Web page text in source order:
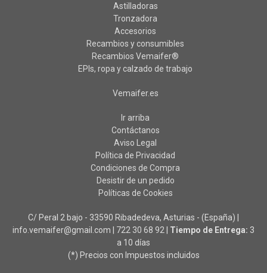
Astilladoras
Tronzadora
Accesorios
Recambios y consumibles
Recambios Vemaifer®
EPIs, ropa y calzado de trabajo
Vemaifer.es
Ir arriba
Contáctanos
Aviso Legal
Política de Privacidad
Condiciones de Compra
Desistir de un pedido
Políticas de Cookies
C/ Peral 2 bajo - 33590 Ribadedeva, Asturias - (España) |
info.vemaifer@gmail.com | 722 30 68 92 Tiempo de Entrega: 3
a 10 días
(*) Precios con Impuestos incluidos